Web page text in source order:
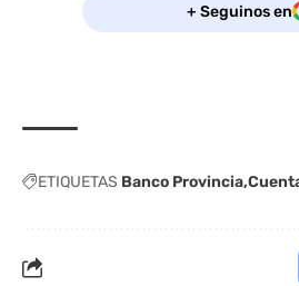
+ Seguinos en
ETIQUETAS Banco Provincia